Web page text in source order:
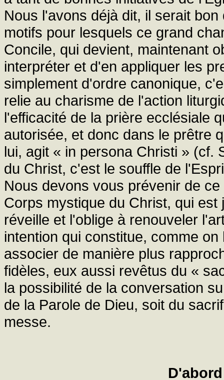
Nous l'avons déjà dit, il serait
motifs pour lesquels ce grand
Concile, qui devient, maintenant
interpréter et d'en appliquer les
simplement d'ordre canonique,
relie au charisme de l'action
l'efficacité de la prière ecclésiale
autorisée, et donc dans le prêtre
lui, agit « in persona Christi » (cf.
du Christ, c'est le souffle de
Nous devons vous prévenir de
Corps mystique du Christ, qui
réveille et l'oblige à renouveler
intention qui constitue, comme
associer de manière plus
fidèles, eux aussi revêtus du «
la possibilité de la conversation
de la Parole de Dieu, soit du
messe.